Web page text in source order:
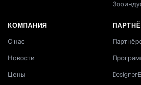
КОМПАНИЯ
О нас
Новости
Цены